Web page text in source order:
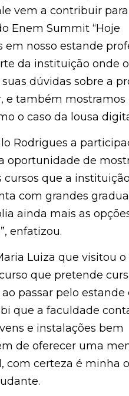
vem a contribuir
Enem Summit “Hoje
em nosso estande
da instituição onde
dúvidas sobre a
e também mostramos
o caso da lousa
Rodrigues a
oportunidade de
cursos que a
com grandes
ainda mais as
enfatizou.
Luiza que visitou o
que pretende
passar pelo estande
que a faculdade
e instalações bem
de oferecer uma
com certeza é minha